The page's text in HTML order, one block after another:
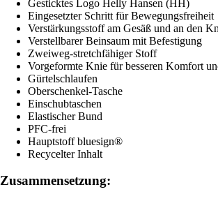
Gesticktes Logo Helly Hansen (HH)
Eingesetzter Schritt für Bewegungsfreiheit
Verstärkungsstoff am Gesäß und an den
Verstellbarer Beinsaum mit Befestigung
Zweiweg-stretchfähiger Stoff
Vorgeformte Knie für besseren Komfort
Gürtelschlaufen
Oberschenkel-Tasche
Einschubtaschen
Elastischer Bund
PFC-frei
Hauptstoff bluesign®
Recycelter Inhalt
Zusammensetzung: